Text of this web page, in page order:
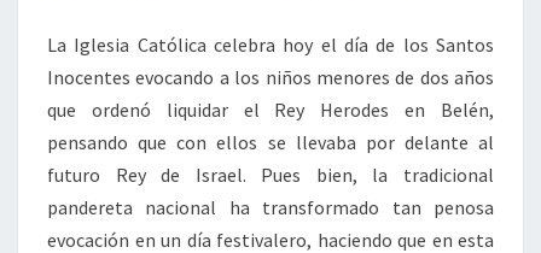
La Iglesia Católica celebra hoy el día de los Santos
Inocentes evocando a los niños menores de dos años
que ordenó liquidar el Rey Herodes en Belén,
pensando que con ellos se llevaba por delante al
futuro Rey de Israel. Pues bien, la tradicional
pandereta nacional ha transformado tan penosa
evocación en un día festivalero, haciendo que en esta